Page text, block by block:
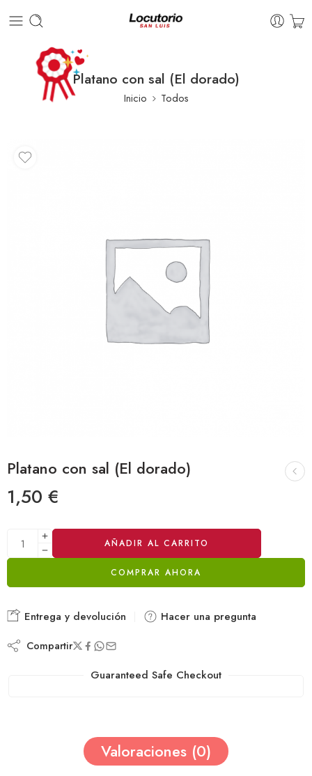
Platano con sal (El dorado)
Inicio Todos
Platano con sal (El dorado)
1,50 €
AÑADIR AL CARRITO
COMPRAR AHORA
Alternative:
Entrega y devolución Hacer una pregunta
Compartir
Guaranteed Safe Checkout
Valoraciones (0)